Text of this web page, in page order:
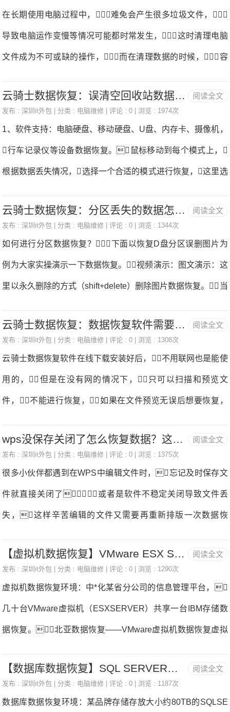
法被数据恢复软件找回下半截数据恢复。数据恢复后照片只
打开一截处理建议
程中也会弹出“保存路径与待恢复文件不能在相同分区，请
重新选择”的温馨提示，选择正确路径后才能完成恢复，
因此恢复过程也不会造成文件损坏。数据恢复软件正确
使用方法一、在官网
在长期使用电脑过程中，难免会产生很多垃圾文件，
导致电脑运作变慢等情况可能都时常发生，这时清理电脑
文件成为不可或缺的操作，而在清理数据的时候，容
何恢复呢？如何深层恢复电脑数据？而想要进行电脑
业的技术咨询数据恢复。软件支持硬盘、U盘、内存卡、摄
像机，行车记录仪等各种设备。操作简单易懂，可
根据数据丢失情况，选择一个合适的模式进行恢复。
数据恢复软件
阅读全文
云骑士数据恢复：误清空回收站数据的恢复方法
发布 : 深圳it外包 | 分类 : 电脑维修 | 评论 : 0 | 浏览 : 1974次
1、软件支持：电脑硬盘、移动硬盘、U盘、内存卡、摄像机，
行车记录仪等设备数据恢复。鼠标移动到每个模式上，
根据数据丢失情况，选择一个合适的模式进行恢复，这里选
的分区来选择恢复），选定磁盘后点击【开始扫描】按钮，
数据恢复。展开全文4、扫描完成后，把需要恢复的文件
勾选上，再点击右下角底部【立即恢复】按钮，把数据另存
为到其他的磁盘即可数据恢复。特别提示：数据恢复
必须把当前恢复的数据存储
阅读全文
云骑士数据恢复：分区丢失的数据怎么恢复
发布 : 深圳it外包 | 分类 : 电脑维修 | 评论 : 0 | 浏览 : 1344次
如何进行分区数据恢复？下面以恢复D盘分区误删图片为
例为大家实操演示一下数据恢复。视频演示：图文演示：这
里以永久删除的方式（shift+delete）删除图片数据恢复。当
数据恢复。这时我们可以使用云骑士数据恢复软件进行
无需手动操作数据恢复。扫描完成后可以通过左侧的导
航筛选文件格式或者搜索文件名找到丢失的文件数据恢复。
这里为了演示恢复效果，将
阅读全文
云骑士数据恢复：数据恢复软件需要联网吗
发布 : 深圳it外包 | 分类 : 电脑维修 | 评论 : 0 | 浏览 : 1308次
云骑士数据恢复软件在线下载安装好后，不用联网也是能使
用的，但是在没有网的情况下，只可以扫描和预览文
件，不能进行恢复，如果在文件预览无误后想要恢复，
们在联网状态中免费下载云骑士数据恢复软件，并安装到电
展开全文软件扫描过程中不需要联网，扫描速度主要根据当
前所扫描的磁盘大小和数据多少决定，如果磁盘中存在坏道
用时会偏长一点，具体的剩余时间软件上有数据恢复。
阅读全文
wps没保存关闭了怎么恢复数据？这样就可以数据恢复
发布 : 深圳it外包 | 分类 : 电脑维修 | 评论 : 0 | 浏览 : 1375次
很多小伙伴都遇到在WPS中编辑文件时，忘记及时保存文
件就直接关闭了，或者是软件不稳定关闭导致文件丢
失，这样辛苦编辑的文件又需要再重新排版一次数据恢
呢？下面就教给你具体的解决方法。如果打开了
“文件”，选择“备份中心”；步骤2：在备份中心中数据恢
复，点击“备份中心”选项；展开全文步骤3：进入备份中心
窗口中，
阅读全文
【虚拟机数据恢复】VMware ESX SERVER数据恢复案例
发布 : 深圳it外包 | 分类 : 电脑维修 | 评论 : 0 | 浏览 : 1290次
虚拟机数据恢复环境：中*化某省分公司的信息管理平台，
几十台VMware虚拟机（ESXSERVER）共享一台IBM存储数
据恢复。北亚数据恢复——VMware虚拟机数据恢复虚拟
员ssh到ESX中执行fdisk-l命令查看磁盘，发现STORAGE
阅读全文
【数据库数据恢复】SQL SERVER数据库数据恢复案例
发布 : 深圳it外包 | 分类 : 电脑维修 | 评论 : 0 | 浏览 : 1187次
数据库数据恢复环境：某品牌存储存放大小约80TB的SQLSE